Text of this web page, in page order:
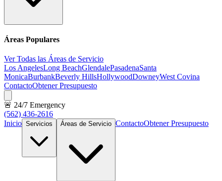
Áreas Populares
Ver Todas las Áreas de Servicio
Los AngelesLong BeachGlendalePasadenaSanta
MonicaBurbankBeverly HillsHollywoodDowneyWest Covina
ContactoObtener Presupuesto
🚨 24/7 Emergency
(562) 436-2616
Inicio Servicios Áreas de Servicio ContactoObtener Presupuesto